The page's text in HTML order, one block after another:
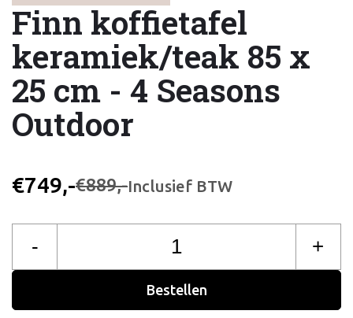
Finn koffietafel
keramiek/teak 85 x
25 cm - 4 Seasons
Outdoor
€749,-€889,-Inclusief BTW
- +
Bestellen